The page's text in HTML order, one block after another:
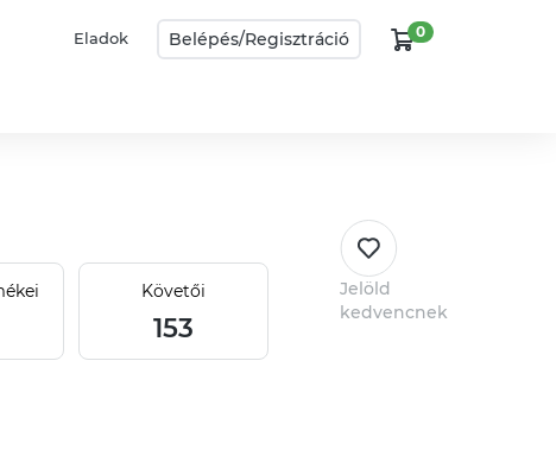
Eladok Belépés/Regisztráció 0
Követői
153
Jelöld
kedvencnek